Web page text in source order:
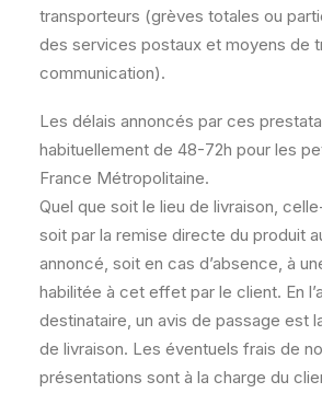
transporteurs (grèves totales ou
des services postaux et moyens de
communication).
Les délais annoncés par ces
habituellement de 48-72h pour les
France Métropolitaine.
Quel que soit le lieu de livraison,
soit par la remise directe du produit
annoncé, soit en cas d’absence, à
habilitée à cet effet par le client. En
destinataire, un avis de passage est
de livraison. Les éventuels frais de
présentations sont à la charge du